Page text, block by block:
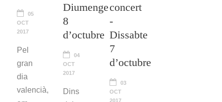
05
OCT
2017
Pel
gran
dia
valencià,
Diumenge
8
d’octubre
04
OCT
2017
Dins
concert
-
Dissabte
7
d’octubre
03
OCT
2017